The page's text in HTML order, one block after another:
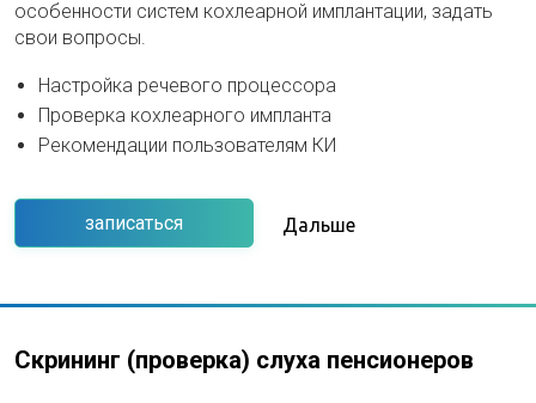
особенности систем кохлеарной имплантации, задать
свои вопросы.
Настройка речевого процессора
Проверка кохлеарного импланта
Рекомендации пользователям КИ
записаться Дальше
Скрининг (проверка) слуха пенсионеров